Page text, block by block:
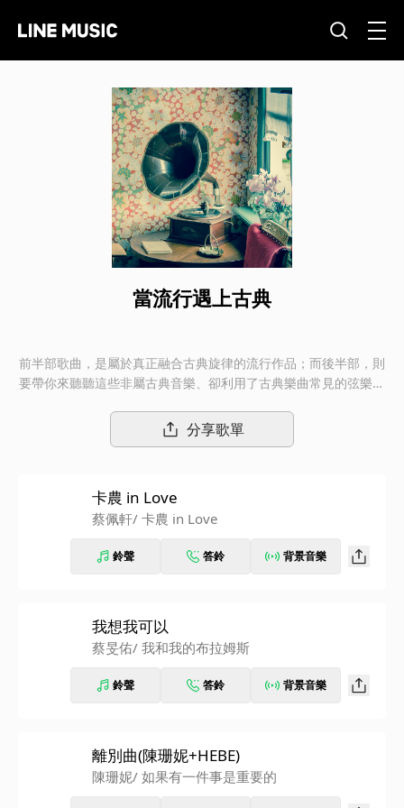
當流行遇上古典
前半部歌曲，是屬於真正融合古典旋律的流行作品；而後半部，則
要帶你來聽聽這些非屬古典音樂、卻利用了古典樂曲常見的弦樂來
望能帶你感受新音樂的創意魅力！
分享歌單
卡農 in Love
蔡佩軒/ 卡農 in Love
鈴聲 答鈴 背景音樂
我想我可以
蔡旻佑/ 我和我的布拉姆斯
鈴聲 答鈴 背景音樂
離別曲(陳珊妮+HEBE)
陳珊妮/ 如果有一件事是重要的